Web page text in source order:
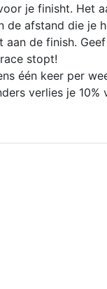
je finisht. Het
de afstand die je
aan de finish.
stopt!
één keer per
verlies je 10%